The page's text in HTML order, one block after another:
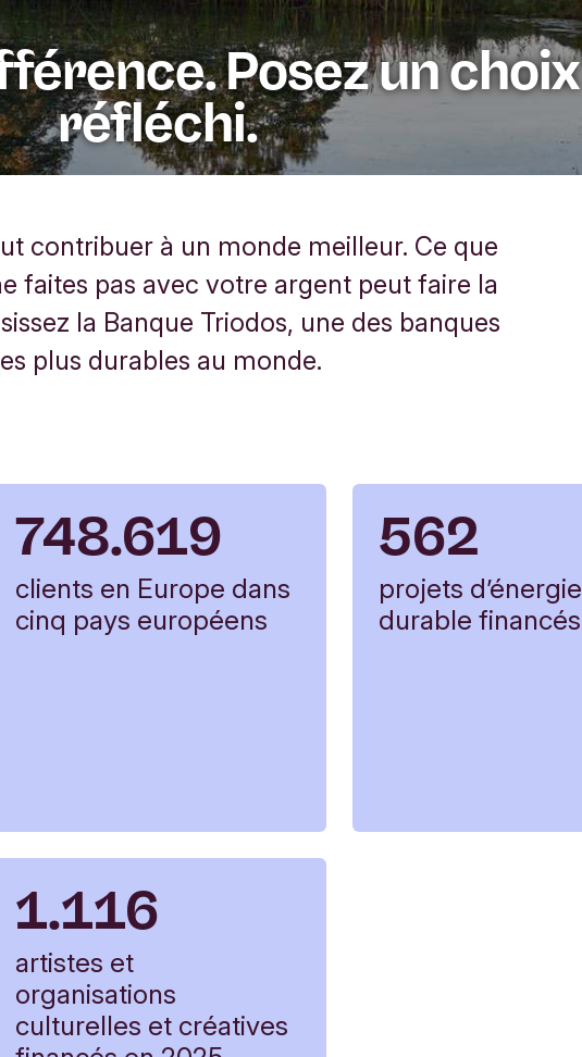
Posez un choix
réfléchi.
contribuer à un monde meilleur. Ce que
faites pas avec votre argent peut faire la
la Banque Triodos, une des banques
plus durables au monde.
748.619
clients en Europe dans
cinq pays européens
562
projets d’énergie
durable financés
1.116
artistes et
organisations
culturelles et créatives